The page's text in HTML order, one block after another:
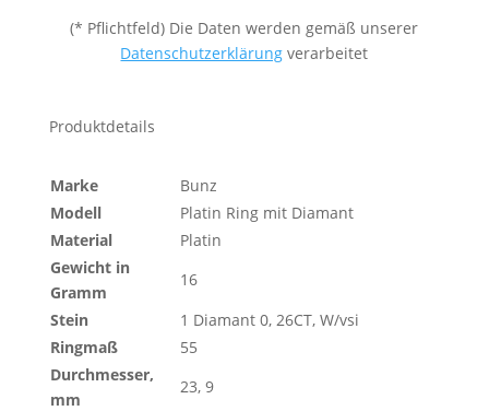
(* Pflichtfeld) Die Daten werden gemäß unserer
Datenschutzerklärung verarbeitet
Produktdetails
Marke
Bunz
Modell
Platin Ring mit Diamant
Material
Platin
Gewicht in
Gramm
16
Stein
1 Diamant 0, 26CT, W/vsi
Ringmaß
55
Durchmesser,
mm
23, 9